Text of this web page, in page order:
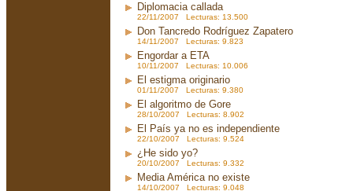
Diplomacia callada
22/11/2007 Lecturas: 13.500
Don Tancredo Rodríguez Zapatero
14/11/2007 Lecturas: 9.823
Engordar a ETA
10/11/2007 Lecturas: 10.006
El estigma originario
01/11/2007 Lecturas: 9.380
El algoritmo de Gore
28/10/2007 Lecturas: 8.902
El País ya no es independiente
22/10/2007 Lecturas: 9.524
¿He sido yo?
20/10/2007 Lecturas: 9.332
Media América no existe
14/10/2007 Lecturas: 9.048